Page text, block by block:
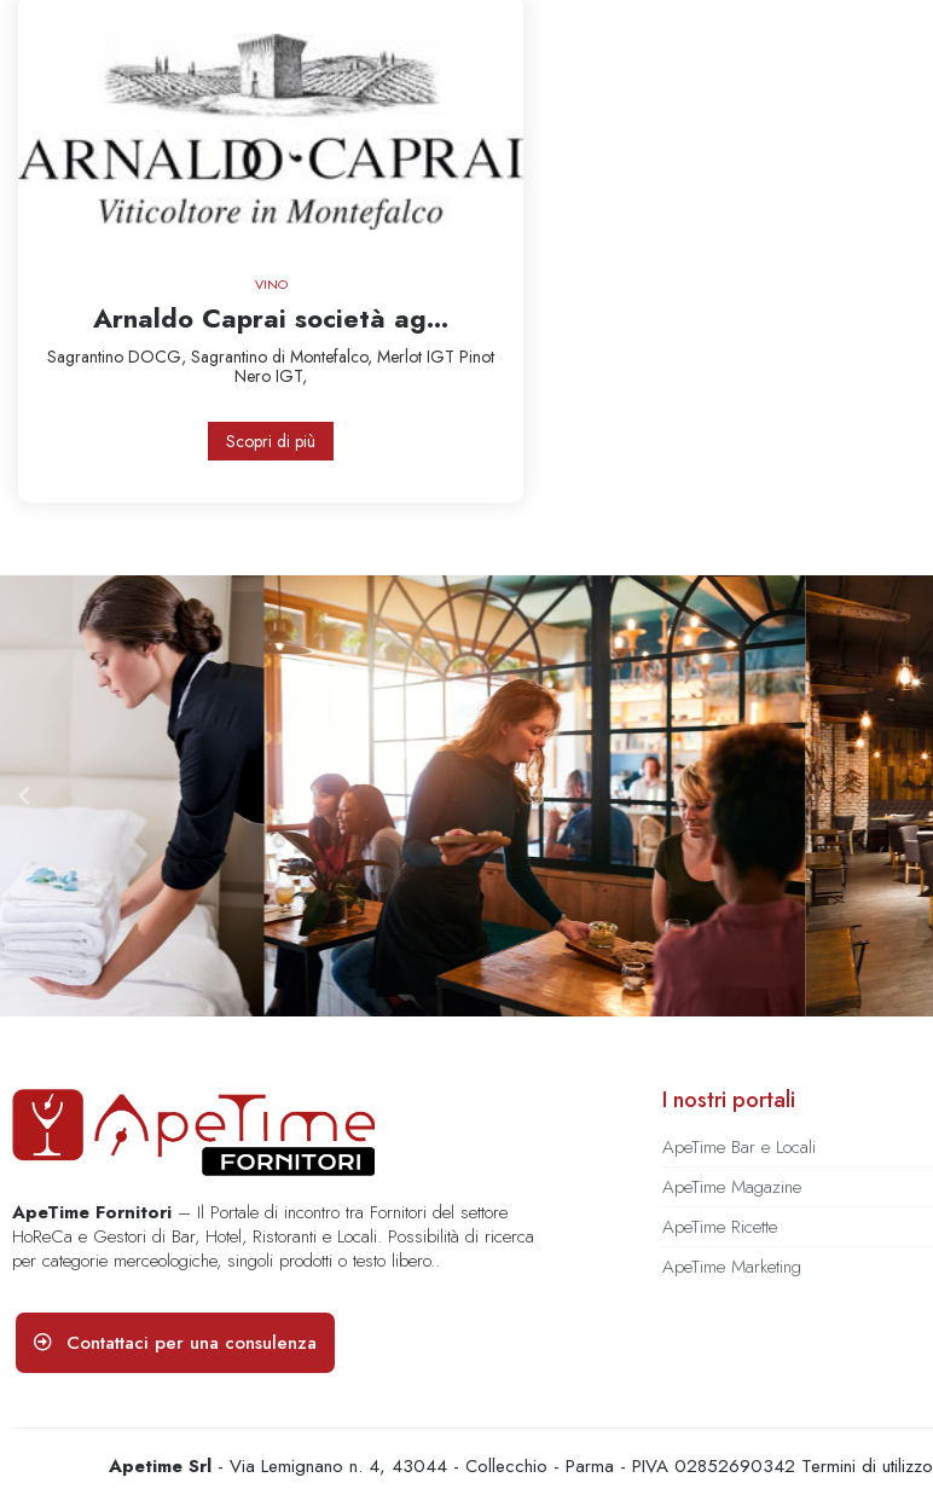
VINO
Arnaldo Caprai società ag...
Sagrantino DOCG, Sagrantino di Montefalco, Merlot IGT Pinot
Nero IGT,
Scopri di più
ApeTime Fornitori – Il Portale di incontro tra Fornitori del settore
HoReCa e Gestori di Bar, Hotel, Ristoranti e Locali. Possibilità di ricerca
per categorie merceologiche, singoli prodotti o testo libero..
Contattaci per una consulenza
I nostri portali
ApeTime Bar e Locali
ApeTime Magazine
ApeTime Ricette
ApeTime Marketing
Apetime Srl - Via Lemignano n. 4, 43044 - Collecchio - Parma - PIVA 02852690342 Termini di utilizzo